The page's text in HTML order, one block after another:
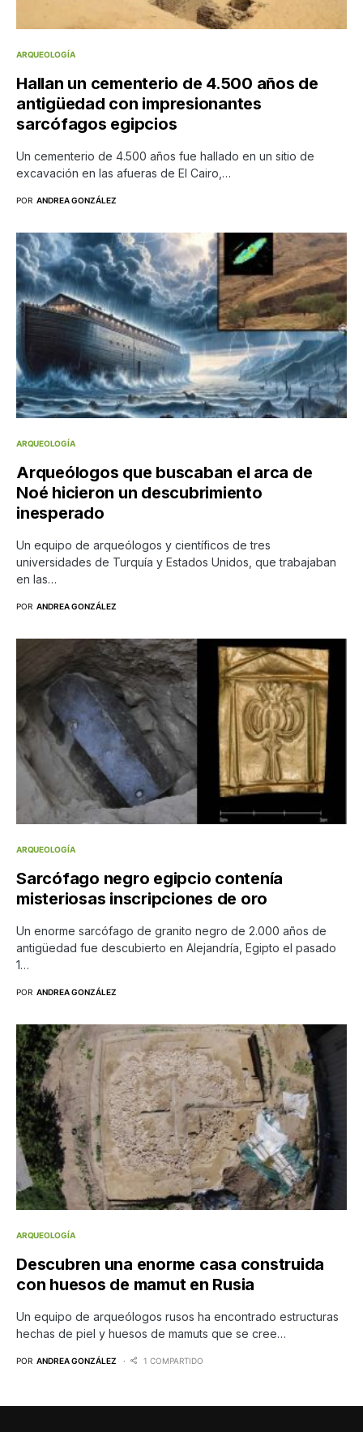
ARQUEOLOGÍA
Hallan un cementerio de 4.500 años de
antigüedad con impresionantes
sarcófagos egipcios
Un cementerio de 4.500 años fue hallado en un sitio de
excavación en las afueras de El Cairo,…
POR ANDREA GONZÁLEZ
ARQUEOLOGÍA
Arqueólogos que buscaban el arca de
Noé hicieron un descubrimiento
inesperado
Un equipo de arqueólogos y científicos de tres
universidades de Turquía y Estados Unidos, que trabajaban
en las…
POR ANDREA GONZÁLEZ
ARQUEOLOGÍA
Sarcófago negro egipcio contenía
misteriosas inscripciones de oro
Un enorme sarcófago de granito negro de 2.000 años de
antigüedad fue descubierto en Alejandría, Egipto el pasado
1…
POR ANDREA GONZÁLEZ
ARQUEOLOGÍA
Descubren una enorme casa construida
con huesos de mamut en Rusia
Un equipo de arqueólogos rusos ha encontrado estructuras
hechas de piel y huesos de mamuts que se cree…
POR ANDREA GONZÁLEZ 1 COMPARTIDO